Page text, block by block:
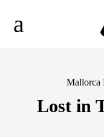
Mallorca
Lost in